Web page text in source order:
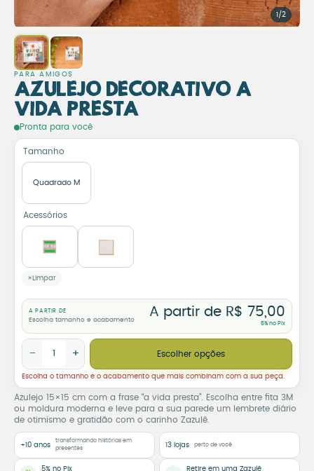
1/2
PARA AMIGOS
Azulejo Decorativo A
Vida Presta
Azulejo Decorativo A Vida
Pronta para você
Azulejo 15×15 cm com a frase “a vida presta”. Escolha entre fita 3M
ou moldura moderna e leve para a sua parede um lembrete diário
de otimismo e gratidão com o carinho Zazulê.
Tamanho
Quadrado M
Acessórios
Limpar
A PARTIR DE
Escolha tamanho e acabamento
A partir de R$ 75,00
5% no Pix
Azulejo Decorativo A Vida Presta quantidade
− + Escolher opções
Escolha o tamanho e o acabamento que mais combinam com a sua peça.
+10 anos
transformando histórias em
presentes
13 lojas perto de você
5% no Pix Retire em uma Zazulê